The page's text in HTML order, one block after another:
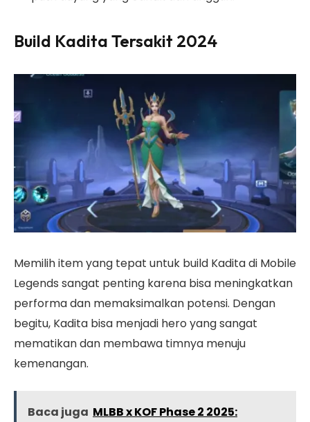
Build Kadita Tersakit 2024
Memilih item yang tepat untuk build Kadita di Mobile
Legends sangat penting karena bisa meningkatkan
performa dan memaksimalkan potensi. Dengan
begitu, Kadita bisa menjadi hero yang sangat
mematikan dan membawa timnya menuju
kemenangan.
Baca juga MLBB x KOF Phase 2 2025: